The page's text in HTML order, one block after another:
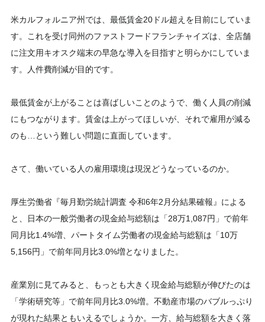
米カルフォルニア州では、最低賃金20ドル超えを目前にしていま
す。これを受け同州のファストフードフランチャイズは、全店舗
に注文用キオスク端末の早急な導入を目指すと明らかにしていま
す。人件費削減が目的です。
最低賃金が上がることは喜ばしいことのようで、働く人員の削減
にもつながります。賃金は上がってほしいが、それで雇用が減る
のも…という難しい問題に直面しています。
さて、働いている人の雇用環境は現況どうなっているのか。
厚生労働省『毎月勤労統計調査 令和6年2月分結果確報』による
と、日本の一般労働者の現金給与総額は「28万1,087円」で前年
同月比1.4%増、パートタイム労働者の現金給与総額は「10万
5,156円」で前年同月比3.0%増となりました。
産業別に見てみると、もっとも大きく現金給与総額が伸びたのは
「学術研究等」で前年同月比3.0%増。不動産市場のバブルっぷり
が現れた結果ともいえるでしょうか。一方、給与総額を大きく落